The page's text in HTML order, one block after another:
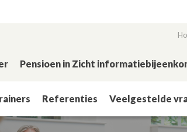
Pensioen in Zicht
Referenties Veelgestelde